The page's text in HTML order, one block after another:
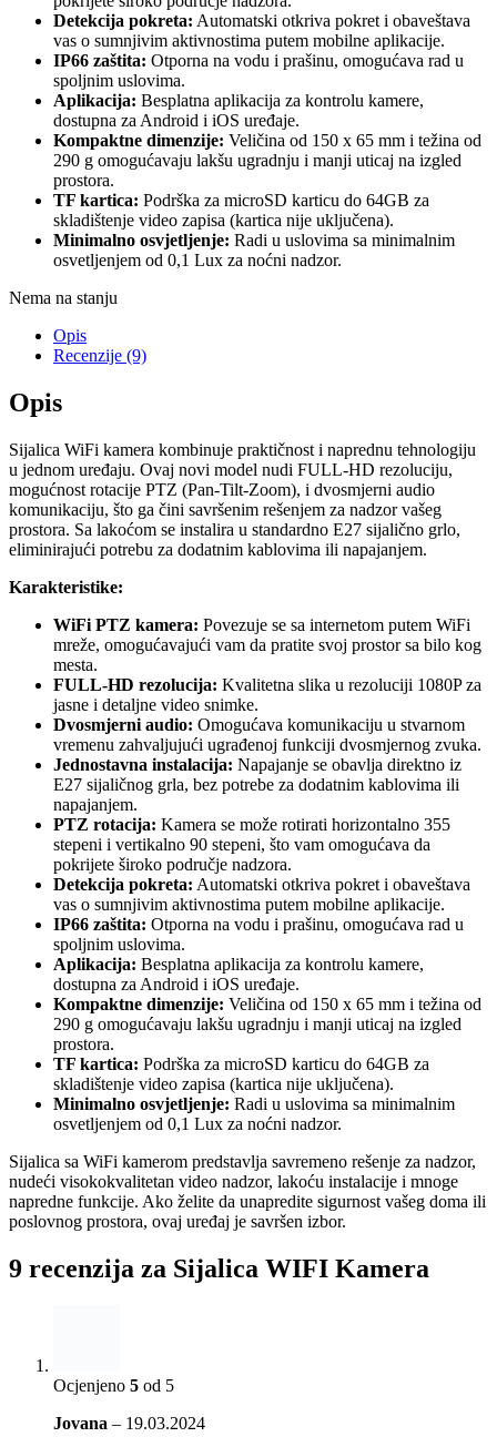
Detekcija pokreta: Automatski otkriva pokret i obaveštava
vas o sumnjivim aktivnostima putem mobilne aplikacije.
IP66 zaštita: Otporna na vodu i prašinu, omogućava rad u
spoljnim uslovima.
Aplikacija: Besplatna aplikacija za kontrolu kamere,
dostupna za Android i iOS uređaje.
Kompaktne dimenzije: Veličina od 150 x 65 mm i težina od
290 g omogućavaju lakšu ugradnju i manji uticaj na izgled
prostora.
TF kartica: Podrška za microSD karticu do 64GB za
skladištenje video zapisa (kartica nije uključena).
Minimalno osvjetljenje: Radi u uslovima sa minimalnim
osvetljenjem od 0,1 Lux za noćni nadzor.
Nema na stanju
Opis
Recenzije (9)
Opis
Sijalica WiFi kamera kombinuje praktičnost i naprednu tehnologiju
u jednom uređaju. Ovaj novi model nudi FULL-HD rezoluciju,
mogućnost rotacije PTZ (Pan-Tilt-Zoom), i dvosmjerni audio
komunikaciju, što ga čini savršenim rešenjem za nadzor vašeg
prostora. Sa lakoćom se instalira u standardno E27 sijalično grlo,
eliminirajući potrebu za dodatnim kablovima ili napajanjem.
Karakteristike:
WiFi PTZ kamera: Povezuje se sa internetom putem WiFi
mreže, omogućavajući vam da pratite svoj prostor sa bilo kog
mesta.
FULL-HD rezolucija: Kvalitetna slika u rezoluciji 1080P za
jasne i detaljne video snimke.
Dvosmjerni audio: Omogućava komunikaciju u stvarnom
vremenu zahvaljujući ugrađenoj funkciji dvosmjernog zvuka.
Jednostavna instalacija: Napajanje se obavlja direktno iz
E27 sijaličnog grla, bez potrebe za dodatnim kablovima ili
napajanjem.
PTZ rotacija: Kamera se može rotirati horizontalno 355
stepeni i vertikalno 90 stepeni, što vam omogućava da
pokrijete široko područje nadzora.
Detekcija pokreta: Automatski otkriva pokret i obaveštava
vas o sumnjivim aktivnostima putem mobilne aplikacije.
IP66 zaštita: Otporna na vodu i prašinu, omogućava rad u
spoljnim uslovima.
Aplikacija: Besplatna aplikacija za kontrolu kamere,
dostupna za Android i iOS uređaje.
Kompaktne dimenzije: Veličina od 150 x 65 mm i težina od
290 g omogućavaju lakšu ugradnju i manji uticaj na izgled
prostora.
TF kartica: Podrška za microSD karticu do 64GB za
skladištenje video zapisa (kartica nije uključena).
Minimalno osvjetljenje: Radi u uslovima sa minimalnim
osvetljenjem od 0,1 Lux za noćni nadzor.
Sijalica sa WiFi kamerom predstavlja savremeno rešenje za nadzor,
nudeći visokokvalitetan video nadzor, lakoću instalacije i mnoge
napredne funkcije. Ako želite da unapredite sigurnost vašeg doma ili
poslovnog prostora, ovaj uređaj je savršen izbor.
9 recenzija za Sijalica WIFI Kamera
Ocjenjeno 5 od 5
Jovana – 19.03.2024